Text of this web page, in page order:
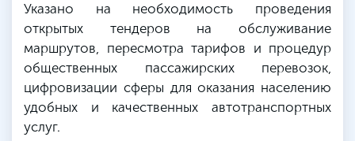
Указано на необходимость проведения
открытых тендеров на обслуживание
маршрутов, пересмотра тарифов и процедур
общественных пассажирских перевозок,
цифровизации сферы для оказания населению
удобных и качественных автотранспортных
услуг.